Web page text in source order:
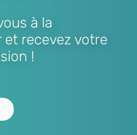
à la
et recevez votre
!